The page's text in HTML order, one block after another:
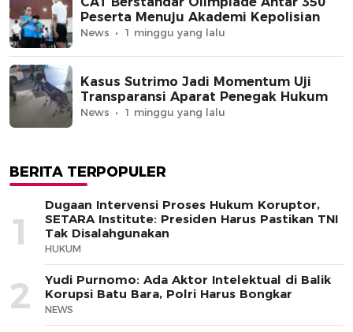
Peserta Menuju Akademi Kepolisian
News 1 minggu yang lalu
Kasus Sutrimo Jadi Momentum Uji
Transparansi Aparat Penegak Hukum
News 1 minggu yang lalu
BERITA TERPOPULER
1
Dugaan Intervensi Proses Hukum Koruptor,
SETARA Institute: Presiden Harus Pastikan TNI
Tak Disalahgunakan
HUKUM
2
Yudi Purnomo: Ada Aktor Intelektual di Balik
Korupsi Batu Bara, Polri Harus Bongkar
NEWS